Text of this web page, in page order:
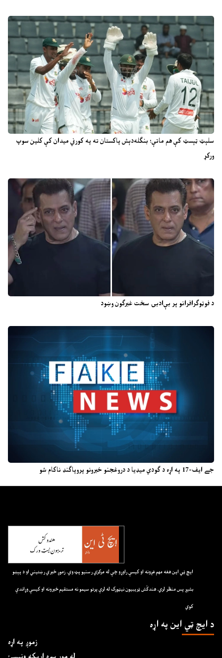
سلېټ ټېسټ کې هم ماتې؛ بنګله‌دېش پاکستان ته په کورني میدان کې کلین سوپ
ورکړ
د فوټوګرافرانو پر بې‌ادبۍ سخت غبرګون وښود
جے ایف-17 په اړه د ګودي میډیا د دروغجنو خبرونو پروپاګنډ ناکام شو
ايچ ټي اين هغه مهم غږونه او کيسې راوړو چې له مرکزي رسنيو پټ وي. زموږ خبري رښتيني او د پېښو
بشپړ پس منظر لري. هندکُش ټريبيون نيټورک له لرې پرتو سيمو نه مستقيم خبرونه او کيسې وړاندې
کوي
د ايچ ټي اين په اړه
زموږ په اړه